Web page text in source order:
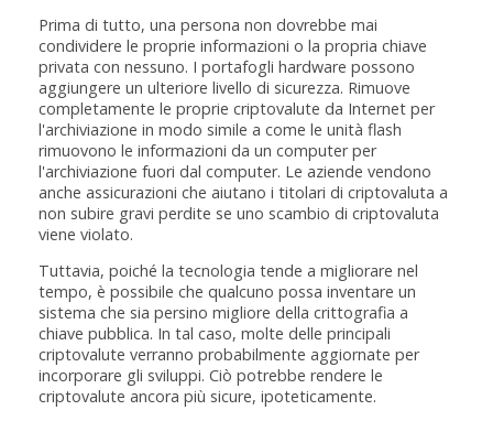
Prima di tutto, una persona non dovrebbe mai
condividere le proprie informazioni o la propria chiave
privata con nessuno. I portafogli hardware possono
aggiungere un ulteriore livello di sicurezza. Rimuove
completamente le proprie criptovalute da Internet per
l'archiviazione in modo simile a come le unità flash
rimuovono le informazioni da un computer per
l'archiviazione fuori dal computer. Le aziende vendono
anche assicurazioni che aiutano i titolari di criptovaluta a
non subire gravi perdite se uno scambio di criptovaluta
viene violato.
Tuttavia, poiché la tecnologia tende a migliorare nel
tempo, è possibile che qualcuno possa inventare un
sistema che sia persino migliore della crittografia a
chiave pubblica. In tal caso, molte delle principali
criptovalute verranno probabilmente aggiornate per
incorporare gli sviluppi. Ciò potrebbe rendere le
criptovalute ancora più sicure, ipoteticamente.